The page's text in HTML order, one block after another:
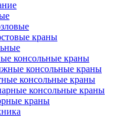
краны
консольные краны
консольные краны
консольные краны
консольные краны
краны